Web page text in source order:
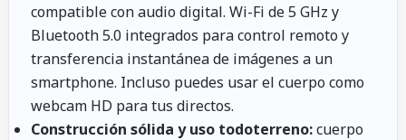
compatible con audio digital. Wi-Fi de 5 GHz y
Bluetooth 5.0 integrados para control remoto y
transferencia instantánea de imágenes a un
smartphone. Incluso puedes usar el cuerpo como
webcam HD para tus directos.
Construcción sólida y uso todoterreno:cuerpo